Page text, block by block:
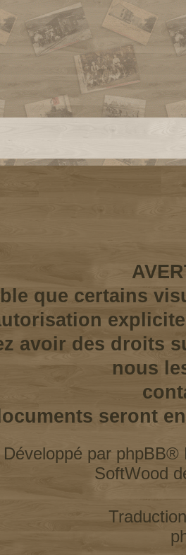
que certains
avoir des droits
nous
seront
Développé par phpBB®
SoftWood